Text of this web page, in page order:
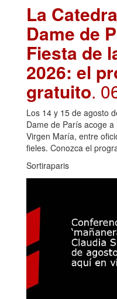
La
Dame de
Fiesta de
2026: el
gratuito.
Los 14 y 15 de agosto
Dame de París acoge
Virgen María, entre
fieles. Conozca el
Sortiraparis